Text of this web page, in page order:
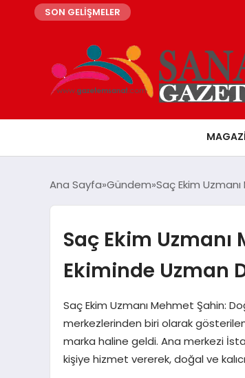
SON GELİŞMELER
Ana Sayfa Gündem Saç Ekim
Saç Ekim Uzmanı
Ekiminde Uzman
Saç Ekim Uzmanı Mehmet Şahin:
merkezlerinden biri olarak
marka haline geldi. Ana merkezi
kişiye hizmet vererek, doğal ve